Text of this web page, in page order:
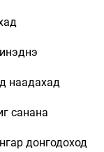
наадахад
санана
донгодоход